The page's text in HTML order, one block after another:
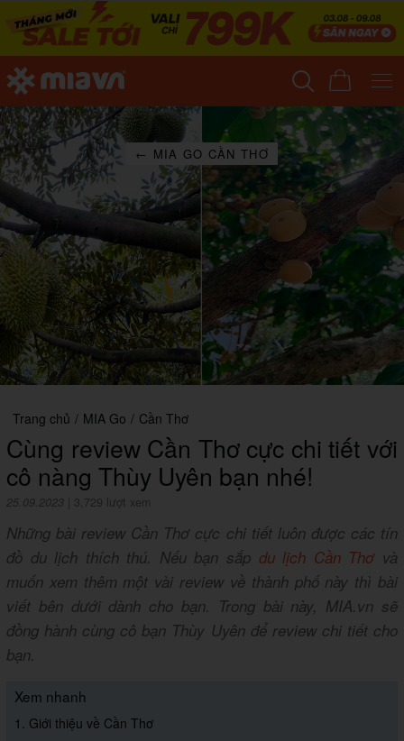
← MIA GO CẦN THƠ
Trang chủ / MIA Go / Cần Thơ
Cùng review Cần Thơ cực chi tiết với
cô nàng Thùy Uyên bạn nhé!
25.09.2023 3,729 lượt xem
Những bài review Cần Thơ cực chi tiết luôn được các tín
đồ du lịch thích thú. Nếu bạn sắp du lịch Cần Thơ và
muốn xem thêm một vài review về thành phố này thì bài
viết bên dưới dành cho bạn. Trong bài này, MIA.vn sẽ
đồng hành cùng cô bạn Thùy Uyên để review chi tiết cho
bạn.
Xem nhanh
1. Giới thiệu về Cần Thơ